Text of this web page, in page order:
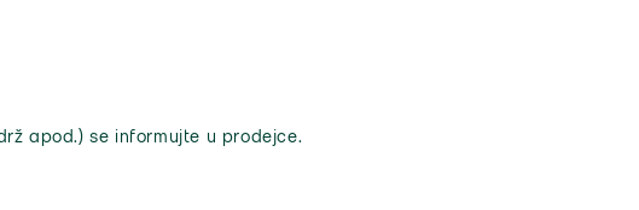
apod.) se informujte u prodejce.